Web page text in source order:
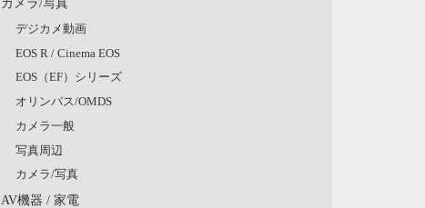
デジカメ動画
EOS R / Cinema EOS
EOS（EF）シリーズ
オリンパス/OMDS
カメラ一般
写真周辺
カメラ/写真
AV機器 / 家電